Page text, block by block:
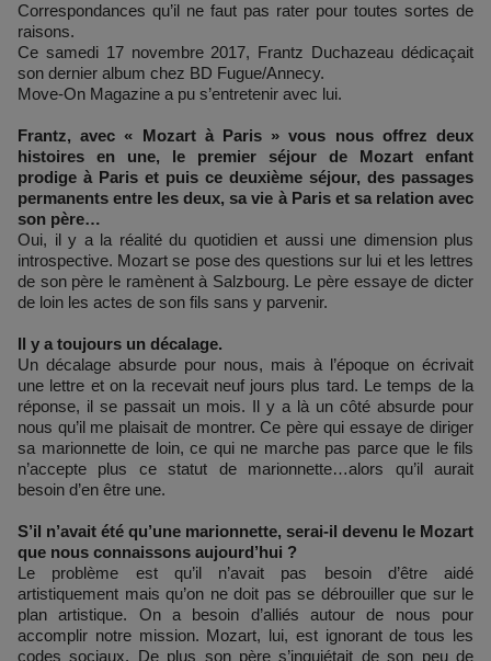
Correspondances qu’il ne faut pas rater pour toutes sortes de
raisons.
Ce samedi 17 novembre 2017, Frantz Duchazeau dédicaçait
son dernier album chez BD Fugue/Annecy.
Move-On Magazine a pu s’entretenir avec lui.
Frantz, avec « Mozart à Paris » vous nous offrez deux
histoires en une, le premier séjour de Mozart enfant
prodige à Paris et puis ce deuxième séjour, des passages
permanents entre les deux, sa vie à Paris et sa relation avec
son père…
Oui, il y a la réalité du quotidien et aussi une dimension plus
introspective. Mozart se pose des questions sur lui et les lettres
de son père le ramènent à Salzbourg. Le père essaye de dicter
de loin les actes de son fils sans y parvenir.
Il y a toujours un décalage.
Un décalage absurde pour nous, mais à l’époque on écrivait
une lettre et on la recevait neuf jours plus tard. Le temps de la
réponse, il se passait un mois. Il y a là un côté absurde pour
nous qu’il me plaisait de montrer. Ce père qui essaye de diriger
sa marionnette de loin, ce qui ne marche pas parce que le fils
n’accepte plus ce statut de marionnette…alors qu’il aurait
besoin d’en être une.
S’il n’avait été qu’une marionnette, serai-il devenu le Mozart
que nous connaissons aujourd’hui ?
Le problème est qu’il n’avait pas besoin d’être aidé
artistiquement mais qu’on ne doit pas se débrouiller que sur le
plan artistique. On a besoin d’alliés autour de nous pour
accomplir notre mission. Mozart, lui, est ignorant de tous les
codes sociaux. De plus son père s’inquiétait de son peu de